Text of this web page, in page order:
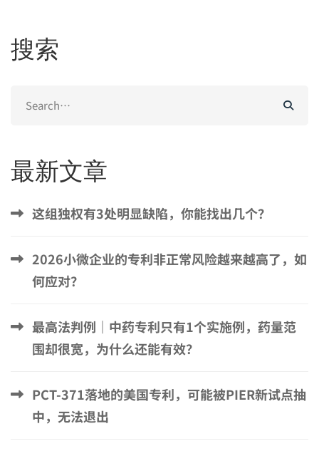
搜索
for:
最新文章
这组独权有3处明显缺陷，你能找出几个？
2026小微企业的专利非正常风险越来越高了，如
何应对？
最高法判例｜中药专利只有1个实施例，药量范
围却很宽，为什么还能有效？
PCT-371落地的美国专利，可能被PIER新试点抽
中，无法退出